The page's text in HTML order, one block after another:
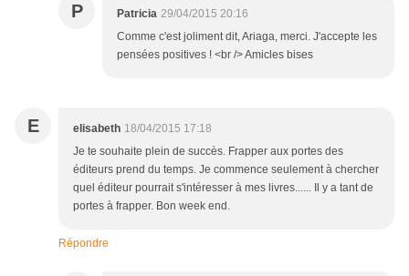
P Patricia 29/04/2015 20:16
Comme c'est joliment dit, Ariaga, merci. J'accepte les
pensées positives ! <br /> Amicles bises
E elisabeth 18/04/2015 17:18
Je te souhaite plein de succès. Frapper aux portes des
éditeurs prend du temps. Je commence seulement à chercher
quel éditeur pourrait s'intéresser à mes livres...... Il y a tant de
portes à frapper. Bon week end.
Répondre